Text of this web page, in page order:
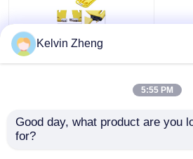
अल्ट्रा लाइट वेट अच्छा झटका
अवशोषण प्लास्टिक फावड़ा
Kelvin Zheng
5:55 PM
Good day, what product are you
for?